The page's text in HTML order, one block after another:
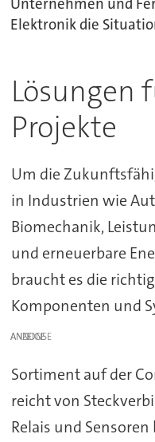
Unternehmen und
Elektronik die
Lösungen
Projekte
Um die
in Industrien wie
Biomechanik,
und erneuerbare
braucht es die
Komponenten und
ANZEIGE
Sortiment auf der
reicht von
Relais und